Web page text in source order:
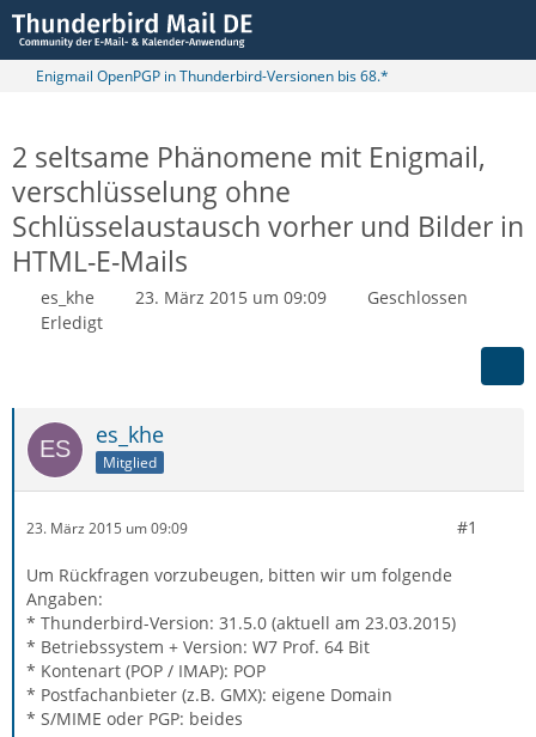
Enigmail OpenPGP in Thunderbird-Versionen bis 68.*
2 seltsame Phänomene mit Enigmail,
verschlüsselung ohne
Schlüsselaustausch vorher und Bilder in
HTML-E-Mails
es_khe 23. März 2015 um 09:09
Geschlossen
Erledigt
es_khe
Mitglied
23. März 2015 um 09:09 #1
Um Rückfragen vorzubeugen, bitten wir um folgende
Angaben:
* Thunderbird-Version: 31.5.0 (aktuell am 23.03.2015)
* Betriebssystem + Version: W7 Prof. 64 Bit
* Kontenart (POP / IMAP): POP
* Postfachanbieter (z.B. GMX): eigene Domain
* S/MIME oder PGP: beides